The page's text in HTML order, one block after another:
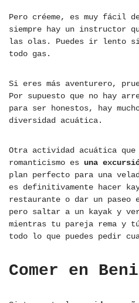
Pero créeme, es muy fácil
siempre hay un instructor
las olas. Puedes ir lento
todo gas.
Si eres más aventurero,
Por supuesto que no hay
para ser honestos, hay
diversidad acuática.
Otra actividad acuática que
romanticismo es una
plan perfecto para una
es definitivamente hacer
restaurante o dar un paseo
pero saltar a un kayak y
mientras tu pareja rema y
todo lo que puedes pedir
Comer en